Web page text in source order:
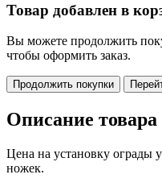
Товар добавлен в
Вы можете продолжить
чтобы оформить заказ.
Продолжить покупки
Описание товара
Цена на установку ограды
ножек.